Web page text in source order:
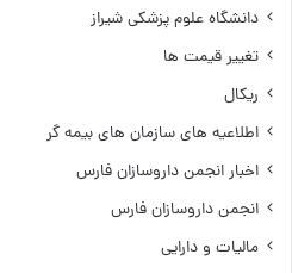
دانشگاه علوم پزشکی شیراز
تغییر قیمت ها
ریکال
اطلاعیه های سازمان های بیمه گر
اخبار انجمن داروسازان فارس
انجمن داروسازان فارس
مالیات و دارایی